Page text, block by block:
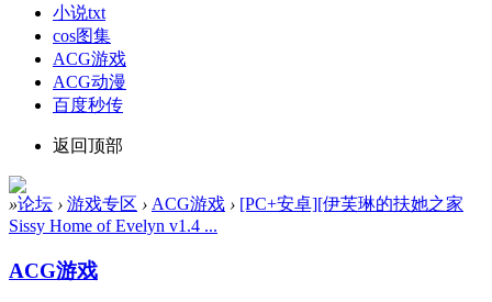
小说txt
cos图集
ACG游戏
ACG动漫
百度秒传
返回顶部
»论坛 › 游戏专区 › ACG游戏 › [PC+安卓][伊芙琳的扶她之家
Sissy Home of Evelyn v1.4 ...
ACG游戏